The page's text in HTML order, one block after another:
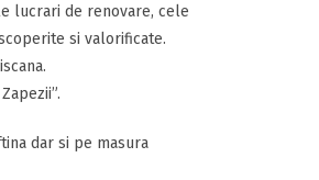
lucrari de renovare, cele
si valorificate.
dar si pe masura